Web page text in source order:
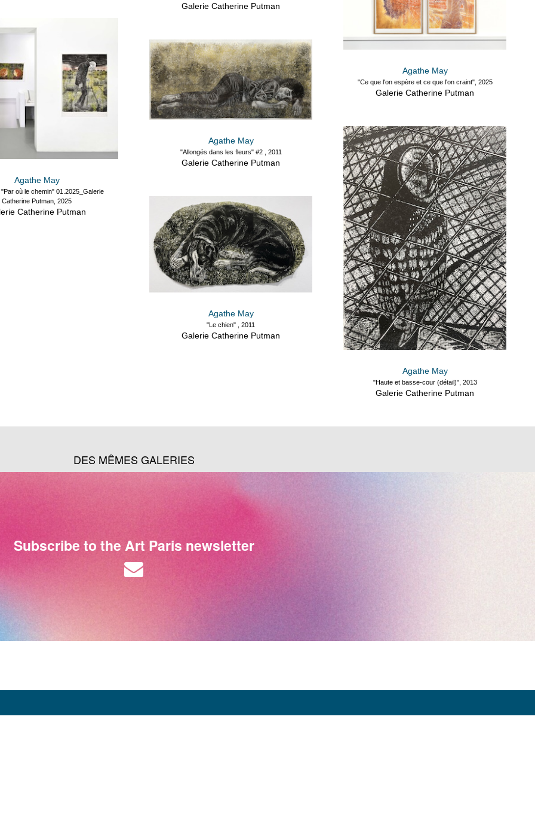
Galerie Catherine Putman
Agathe May
"Ce que l'on espère et ce que l'on craint", 2025
Galerie Catherine Putman
Agathe May
où le chemin" 01.2025_Galerie
Catherine Putman, 2025
Catherine Putman
Agathe May
"Allongés dans les fleurs" #2 , 2011
Galerie Catherine Putman
Agathe May
"Haute et basse-cour (détail)", 2013
Galerie Catherine Putman
Agathe May
"Le chien" , 2011
Galerie Catherine Putman
DES MÊMES GALERIES
Subscribe to the Art Paris newsletter